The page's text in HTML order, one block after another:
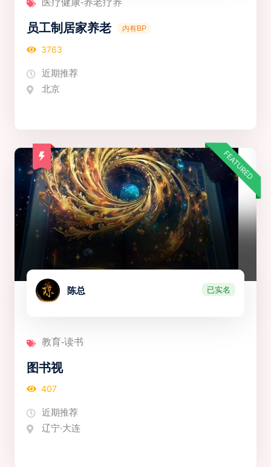
员工制居家养老 内有BP
3763
近期推荐
北京
FEATURED
陈总 已实名
教育-读书
图书视
407
近期推荐
辽宁·大连